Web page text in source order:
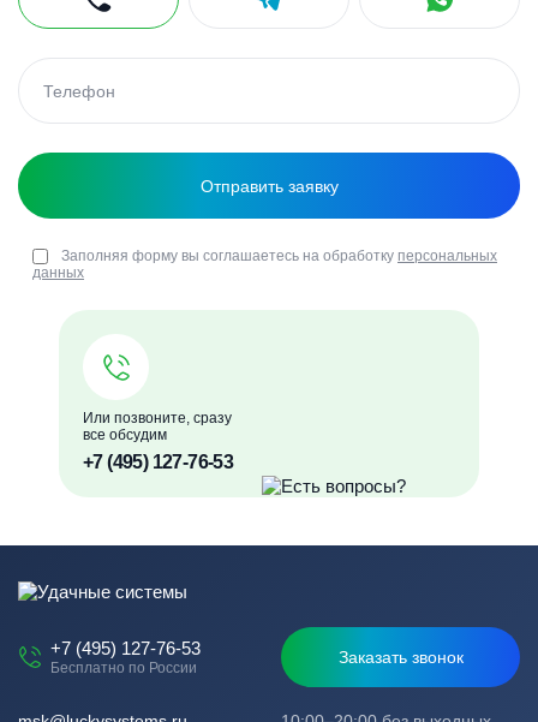
Или позвоните, сразу
все обсудим
+7 (495) 127-76-53
Заполняя форму вы соглашаетесь на обработку персональных
данных
+7 (495) 127-76-53
Бесплатно по России
Заказать звонок